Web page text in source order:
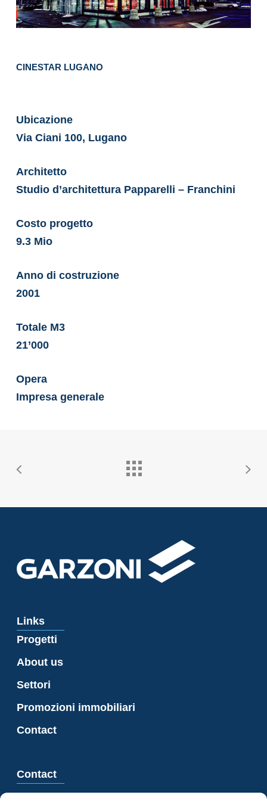
CINESTAR LUGANO
Ubicazione
Via Ciani 100, Lugano
Architetto
Studio d’architettura Papparelli – Franchini
Costo progetto
9.3 Mio
Anno di costruzione
2001
Totale M3
21’000
Opera
Impresa generale
Links
Progetti
About us
Settori
Promozioni immobiliari
Contact
Contact